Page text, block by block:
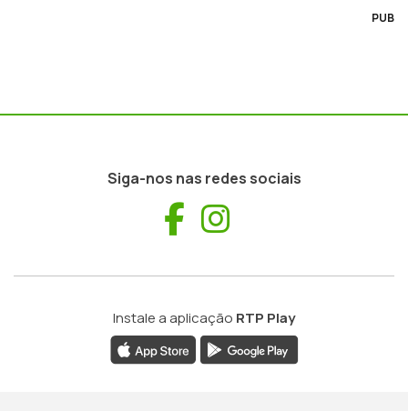
PUB
Siga-nos nas redes sociais
Facebook
Instale a aplicação RTP Play